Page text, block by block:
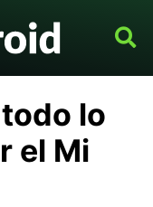
lo
el Mi